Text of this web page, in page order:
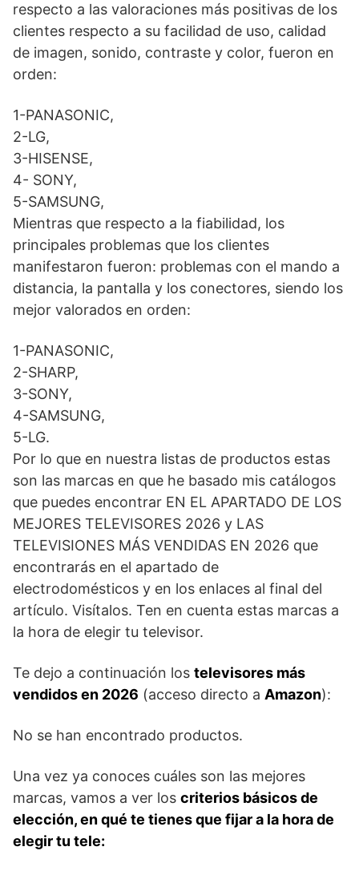
respecto a las valoraciones más positivas de los
clientes respecto a su facilidad de uso, calidad
de imagen, sonido, contraste y color, fueron en
orden:
1-PANASONIC,
2-LG,
3-HISENSE,
4- SONY,
5-SAMSUNG,
Mientras que respecto a la fiabilidad, los
principales problemas que los clientes
manifestaron fueron: problemas con el mando a
distancia, la pantalla y los conectores, siendo los
mejor valorados en orden:
1-PANASONIC,
2-SHARP,
3-SONY,
4-SAMSUNG,
5-LG.
Por lo que en nuestra listas de productos estas
son las marcas en que he basado mis catálogos
que puedes encontrar EN EL APARTADO DE LOS
MEJORES TELEVISORES 2026 y LAS
TELEVISIONES MÁS VENDIDAS EN 2026 que
encontrarás en el apartado de
electrodomésticos y en los enlaces al final del
artículo. Visítalos. Ten en cuenta estas marcas a
la hora de elegir tu televisor.
Te dejo a continuación los televisores más
vendidos en 2026 (acceso directo a Amazon):
No se han encontrado productos.
Una vez ya conoces cuáles son las mejores
marcas, vamos a ver los criterios básicos de
elección, en qué te tienes que fijar a la hora de
elegir tu tele: